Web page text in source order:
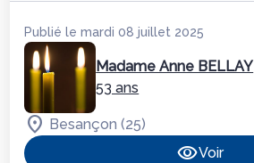
Publié le mardi 08 juillet 2025
Madame Anne BELLAY
53 ans
Besançon (25)
Voir